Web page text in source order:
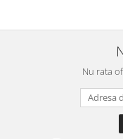
Nu rata